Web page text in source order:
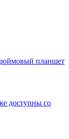
планшет
доступны со